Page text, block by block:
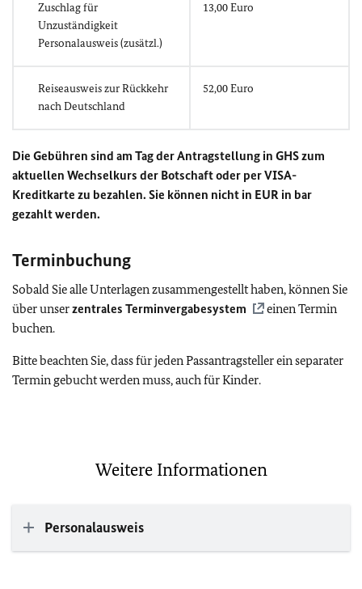
Zuschlag für
Unzuständigkeit
Personalausweis (zusätzl.)
13,00 Euro
Reiseausweis zur Rückkehr
nach Deutschland
52,00 Euro
Die Gebühren sind am Tag der Antragstellung in GHS zum
aktuellen Wechselkurs der Botschaft oder per VISA-
Kreditkarte zu bezahlen. Sie können nicht in EUR in bar
gezahlt werden.
Terminbuchung
Sobald Sie alle Unterlagen zusammengestellt haben, können Sie
über unserzentrales Terminvergabesystem
einen Termin
buchen.
Bitte beachten Sie, dass für jeden Passantragsteller ein separater
Termin gebucht werden muss, auch für Kinder.
Weitere Informationen
Personalausweis